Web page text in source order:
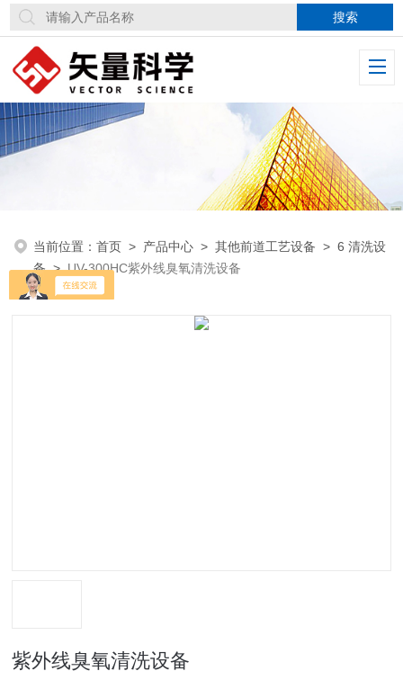
当前位置：首页 > 产品中心 >其他前道工艺设备 >6 清洗设
备>UV-300HC紫外线臭氧清洗设备
紫外线臭氧清洗设备